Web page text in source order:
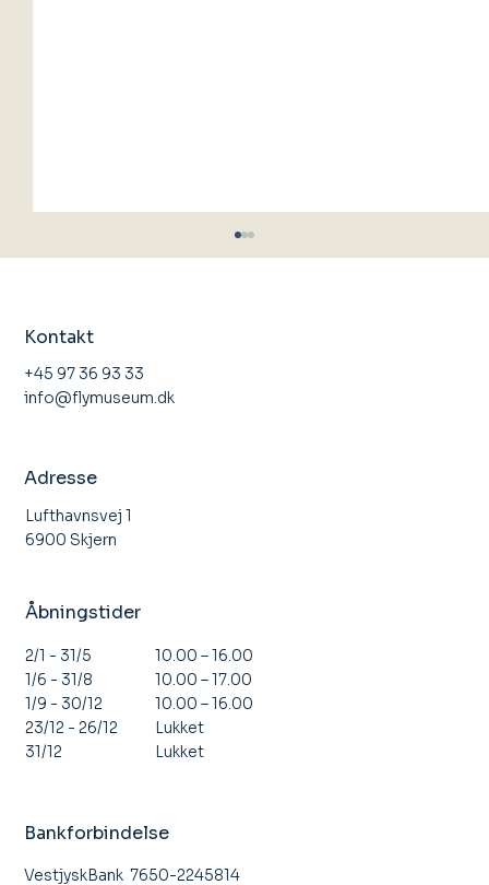
Bankforbindelse
VestjyskBank 7650-2245814
Åbningstider
2/1 - 31/5
1/6 - 31/8
1/9 - 30/12
23/12 - 26/12
31/12
10.00 – 16.00
10.00 – 17.00
10.00 – 16.00
Lukket
Lukket
Adresse
Lufthavnsvej 1
6900 Skjern
Kontakt
+45 97 36 93 33
info@flymuseum.dk